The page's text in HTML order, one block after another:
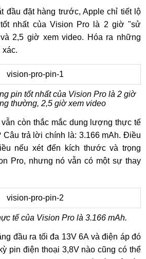
đầu đặt hàng trước, Apple chỉ tiết lộ
nhất của Vision Pro là 2 giờ "sử
2,5 giờ xem video. Hóa ra những
xác.
pin tốt nhất của Vision Pro là 2 giờ
thường, 2,5 giờ xem video
còn thắc mắc dung lượng thực tế
Câu trả lời chính là: 3.166 mAh. Điều
nếu xét đến kích thước và trọng
Pro, nhưng nó vẫn có một sự thay
tế của Vision Pro là 3.166 mAh.
đầu ra tối đa 13V 6A và điện áp đó
pin điện thoại 3,8V nào cũng có thể